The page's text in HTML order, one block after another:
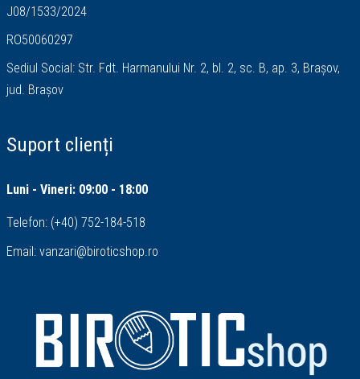
J08/1533/2024
RO50060297
Sediul Social: Str. Fdt. Harmanului Nr. 2, bl. 2, sc. B, ap. 3, Brașov,
jud. Brașov
Suport clienți
Luni - Vineri: 09:00 - 18:00
Telefon: (+40) 752-184-518
Email: vanzari@biroticshop.ro